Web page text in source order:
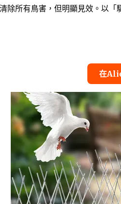
除所有鳥害，但明顯見效。以「
在